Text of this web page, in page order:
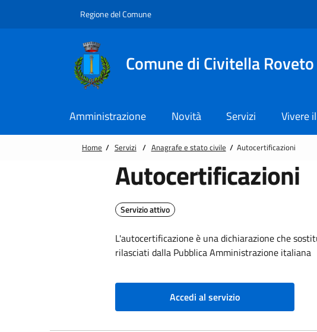
Regione del Comune
Comune di Civitella Roveto
Amministrazione Novità Servizi Vivere
Home / Servizi / Anagrafe e stato civile / Autocertificazioni
Autocertificazioni
Servizio attivo
L'autocertificazione è una dichiarazione che
rilasciati dalla Pubblica Amministrazione italiana
Accedi al servizio